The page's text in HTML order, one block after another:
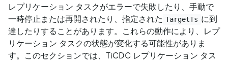
レプリケーション タスクがエラーで失敗したり、手動で
一時停止または再開されたり、指定された TargetTs に到
達したりすることがあります。これらの動作により、レプ
リケーション タスクの状態が変化する可能性がありま
す。このセクションでは、TiCDC レプリケーション タス